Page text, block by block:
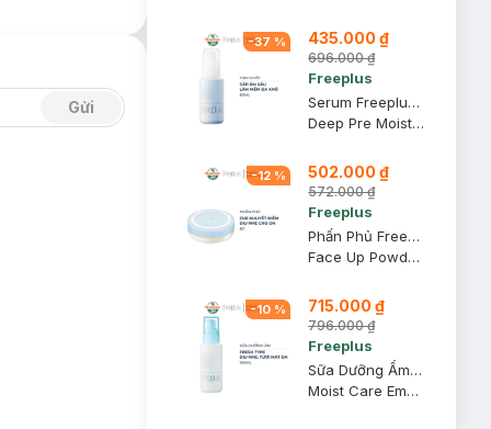
Gửi
-37 % 435.000 ₫
696.000 ₫
Freeplus
Serum Freeplus Cấp Ẩm Sâu & Làm Mềm Da Khô 80ml
Deep Pre Moist Essence
-12 % 502.000 ₫
572.000 ₫
Freeplus
Phấn Phủ Freeplus Che Khuyết Điểm Dịu Nhẹ Cho Da 8g
Face Up Powder NA
-10 % 715.000 ₫
796.000 ₫
Freeplus
Sữa Dưỡng Ẩm Freeplus Dịu Nhẹ #1 Tươi Mát Da 100ml
Moist Care Emulsion 1 (Fresh Type)